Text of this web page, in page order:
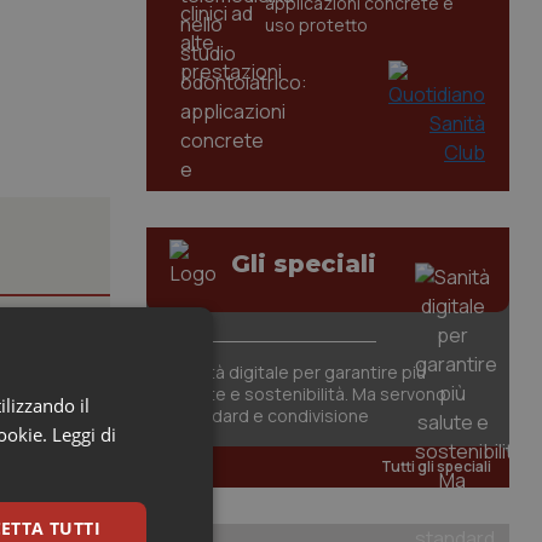
che,
uso protetto
Gli speciali
Sanità digitale per garantire più
salute e sostenibilità. Ma servono
standard e condivisione
Tutti gli speciali
il
Leggi di
TUTTI